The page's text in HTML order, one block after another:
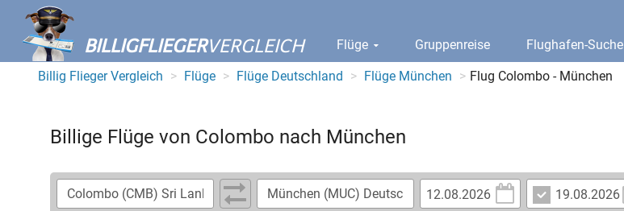
BILLIGFLIEGERVERGLEICH Flüge Gruppenreise Flughafen-Suche
Billig Flieger Vergleich Flüge Flüge Deutschland Flüge München Flug Colombo - München
Billige Flüge von Colombo nach München